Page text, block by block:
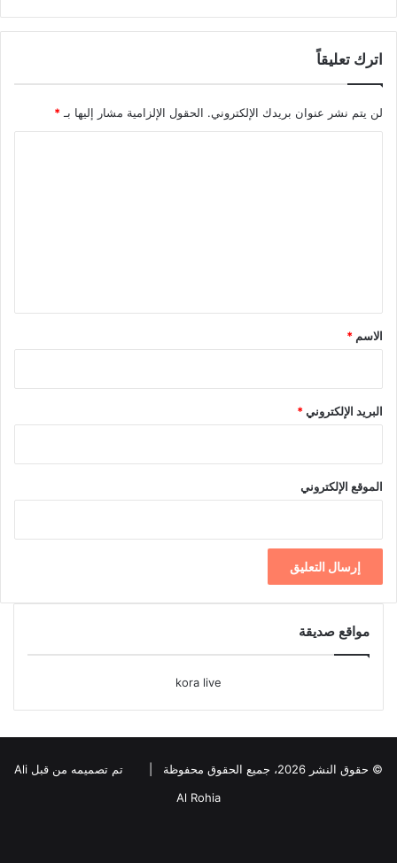
اترك تعليقاً
لن يتم نشر عنوان بريدك الإلكتروني. الحقول الإلزامية مشار إليها بـ *
*
الاسم *
البريد الإلكتروني*
الموقع الإلكتروني
مواقع صديقة
kora live
© حقوق النشر 2026، جميع الحقوق محفوظة |
تم تصميمه من قبل Ali
Al Rohia